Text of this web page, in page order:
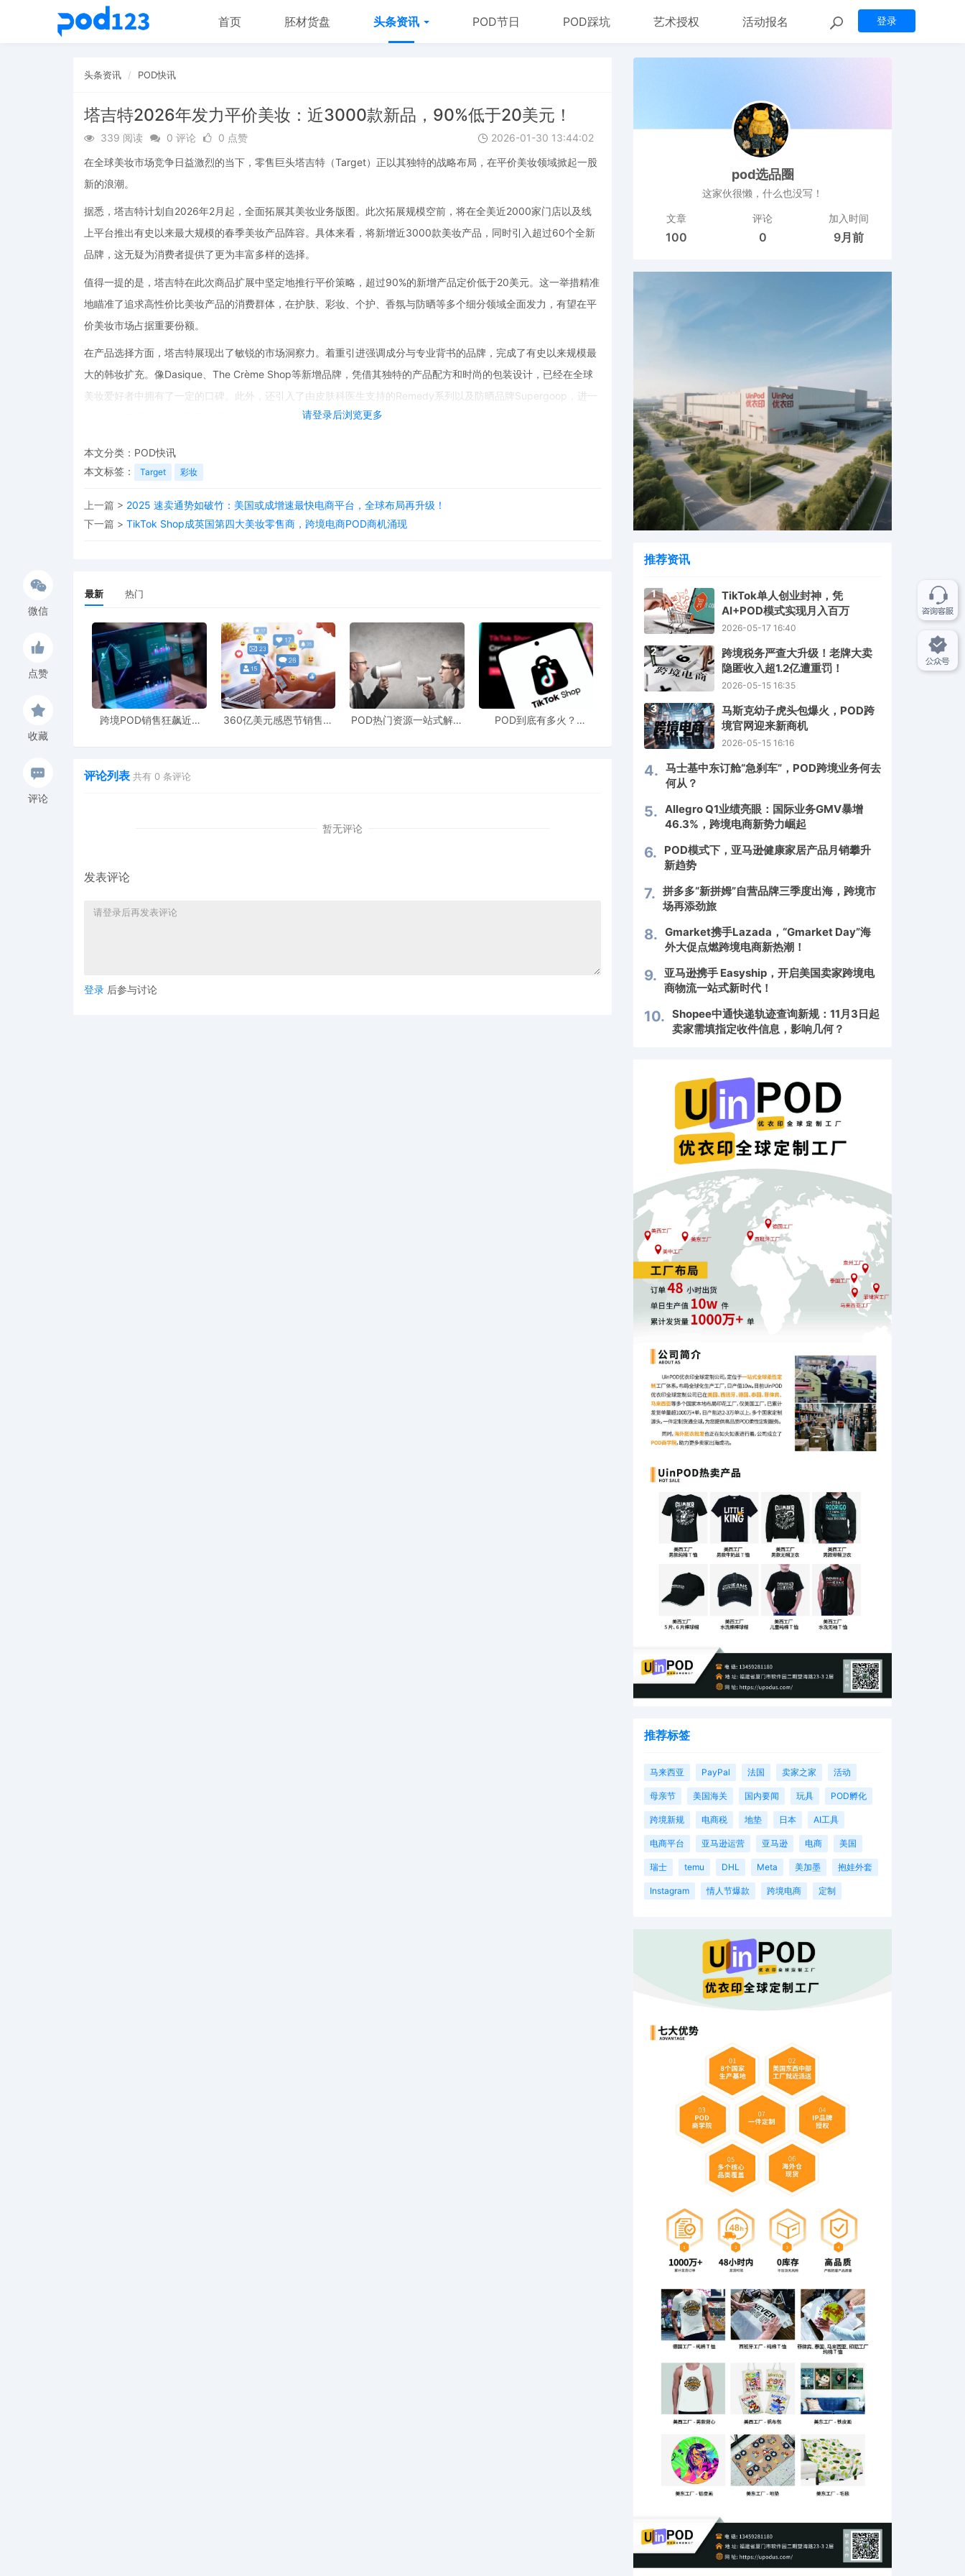
登录
首页 胚材货盘 头条资讯 POD节日 POD踩坑 艺术授权 活动报名
头条资讯 POD快讯
塔吉特2026年发力平价美妆：近3000款新品，90%低于20美元！
339 阅读 0 评论 0 点赞 2026-01-30 13:44:02
请登录后浏览更多
在全球美妆市场竞争日益激烈的当下，零售巨头塔吉特（Target）正以其独特的战略布局，在平价美妆领域掀起一股
新的浪潮。
据悉，塔吉特计划自2026年2月起，全面拓展其美妆业务版图。此次拓展规模空前，将在全美近2000家门店以及线
上平台推出有史以来最大规模的春季美妆产品阵容。具体来看，将新增近3000款美妆产品，同时引入超过60个全新
品牌，这无疑为消费者提供了更为丰富多样的选择。
值得一提的是，塔吉特在此次商品扩展中坚定地推行平价策略，超过90%的新增产品定价低于20美元。这一举措精准
地瞄准了追求高性价比美妆产品的消费群体，在护肤、彩妆、个护、香氛与防晒等多个细分领域全面发力，有望在平
价美妆市场占据重要份额。
在产品选择方面，塔吉特展现出了敏锐的市场洞察力。着重引进强调成分与专业背书的品牌，完成了有史以来规模最
大的韩妆扩充。像Dasique、The Crème Shop等新增品牌，凭借其独特的产品配方和时尚的包装设计，已经在全球
美妆爱好者中拥有了一定的口碑。此外，还引入了由皮肤科医生支持的Remedy系列以及防晒品牌Supergoop，进一
为了更好地配合产品的扩展，塔吉特对门店的美妆区域进行了全方位的升级。优化了陈列设计和分区逻辑，使消费者
在购物过程中能够更加便捷地找到自己心仪的产品。同时，还计划在部分门店举行美妆体验活动，让消费者能够亲身
注入了新的活力。对于关注POD跨境官网、POD跨境资讯、POD资源网站以及使用免费POD工具的从业者来说，塔
吉特的这一举措无疑提供了一个值得深入研究的案例，或许能从中发现新的市场机会和发展方向。
微信
点赞
收藏
评论
本文分类： POD快讯
本文标签：
Target 彩妆
上一篇 > 2025 速卖通势如破竹：美国或成增速最快电商平台，全球布局再升级！
下一篇 > TikTok Shop成英国第四大美妆零售商，跨境电商POD商机涌现
最新 热门
跨境POD销售狂飙近5
360亿美元感恩节销售额
POD热门资源一站式解决
POD到底有多火？
评论列表 共有 0 条评论
暂无评论
发表评论
登录 后参与讨论
pod选品圈
这家伙很懒，什么也没写！
文章
100
评论
0
加入时间
9月前
推荐资讯
1
TikTok单人创业封神，凭
AI+POD模式实现月入百万
2026-05-17 16:40
2
跨境税务严查大升级！老牌大卖
隐匿收入超1.2亿遭重罚！
2026-05-15 16:35
3
马斯克幼子虎头包爆火，POD跨
境官网迎来新商机
2026-05-15 16:16
4. 马士基中东订舱“急刹车”，POD跨境业务何去
何从？
5. Allegro Q1业绩亮眼：国际业务GMV暴增
46.3%，跨境电商新势力崛起
6.
POD模式下，亚马逊健康家居产品月销攀升
新趋势
7. 拼多多“新拼姆”自营品牌三季度出海，跨境市
场再添劲旅
8. Gmarket携手Lazada，“Gmarket Day”海
外大促点燃跨境电商新热潮！
9. 亚马逊携手 Easyship，开启美国卖家跨境电
商物流一站式新时代！
10. Shopee中通快递轨迹查询新规：11月3日起
卖家需填指定收件信息，影响几何？
推荐标签
马来西亚 PayPal 法国 卖家之家 活动
母亲节 美国海关 国内要闻 玩具 POD孵化
跨境新规 电商税 地垫 日本 AI工具
电商平台 亚马逊运营 亚马逊 电商 美国
瑞士 temu DHL Meta 美加墨 抱娃外套
Instagram 情人节爆款 跨境电商 定制